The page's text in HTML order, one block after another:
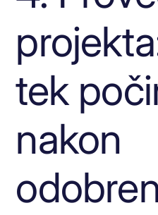
tek
nakon